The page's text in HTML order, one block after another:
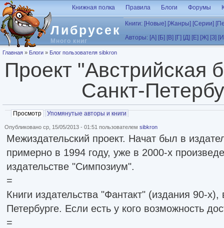
Перейти к основному содержанию
Либрусек
Много книг
Книжная полка Правила Блоги Форумы
Книги: [Новые] [Жанры] [Серии]
Авторы: [А] [Б] [В] [Г] [Д] [Е] [Ж] [З]
Вы здесь
Главная » Блоги » Блог пользователя sibkron
Проект "Австрийская
Санкт-
Главные вкладки
Просмотр (активная вкладка)
Упомянутые авторы и книги
Опубликовано ср, 15/05/2013 - 01:51 пользователем sibkron
Межиздательский проект. Начат был в
примерно в 1994 году, уже в 2000-х
издательстве "Симпозиум".
=
Книги издательства "Фантакт" (издания 90-
Петербурге. Если есть у кого возможность
=